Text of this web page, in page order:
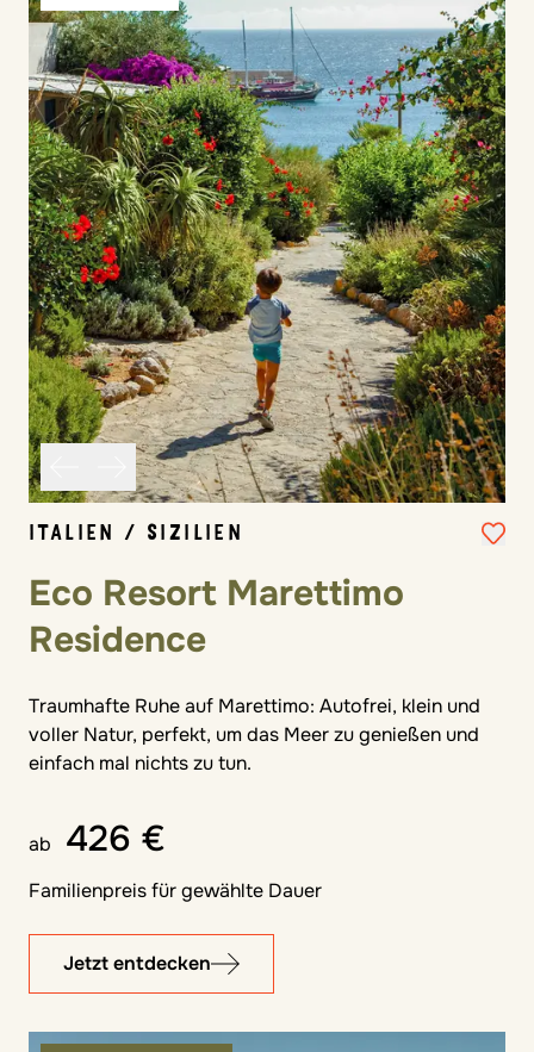
ITALIEN / SIZILIEN
Eco Resort Marettimo
Residence
Traumhafte Ruhe auf Marettimo: Autofrei, klein und
voller Natur, perfekt, um das Meer zu genießen und
einfach mal nichts zu tun.
ab 426 €
Familienpreis für gewählte Dauer
Jetzt entdecken